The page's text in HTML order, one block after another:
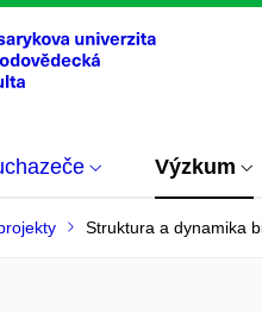
Výzkum
Struktura a dynamika